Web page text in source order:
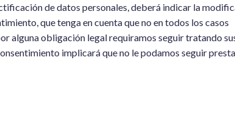
de datos personales, deberá indicar la
que tenga en cuenta que no en todos los casos
alguna obligación legal requiramos seguir tratando
implicará que no le podamos seguir